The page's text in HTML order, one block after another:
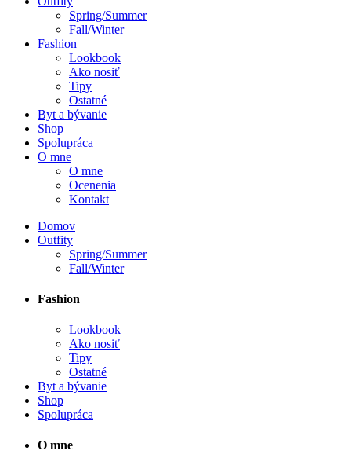
Spring/Summer
Fall/Winter
Fashion
Lookbook
Ako nosiť
Tipy
Ostatné
Byt a bývanie
Shop
Spolupráca
O mne
O mne
Ocenenia
Kontakt
Domov
Outfity
Spring/Summer
Fall/Winter
Fashion
Lookbook
Ako nosiť
Tipy
Ostatné
Byt a bývanie
Shop
Spolupráca
O mne